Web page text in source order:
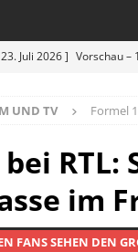
Juli 2026 ] Vorschau –
[ 12. Juli 2026 ]
Roland
Juli 2026 ] Deep Purple
2026 – ein
Juni 2026 ]
UND TV Formel
im
FANS SEHEN DEN